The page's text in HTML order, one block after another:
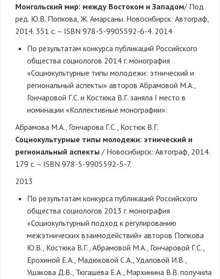
Монгольский мир: между Востоком и Западом/ Под
ред. Ю.В. Попкова, Ж. Амарсаны. Новосибирск: Автограф,
2014. 351 с. – ISBN 978-5-9905592-6-4. 2014
По результатам конкурса публикаций Российского
общества социологов 2014 г. монография
«Социокультурные типы молодежи: этнический и
региональный аспекты» авторов Абрамовой М.А.,
Гончаровой Г.С. и Костюка В.Г. заняла I место в
номинации «Коллективные монографии»:
Абрамова М.А., Гончарова Г.С., Костюк В.Г.
Социокультурные типы молодежи: этнический и
региональный аспекты / Новосибирск: Автограф, 2014.
179 с. – ISBN 978-5-9905592-5-7.
2013
По результатам конкурса публикаций Российского
общества социологов 2013 г. монография
«Социокультурный подход к регулированию
межэтнических взаимодействий» авторов Попкова
Ю.В., Костюка В.Г., Абрамовой М.А., Гончаровой Г.С.,
Ерохиной Е.А., Мадюковой С.А., Удаловой И.В.,
Ушакова Д.В., Тюгашева Е.А., Мархинина В.В. получила